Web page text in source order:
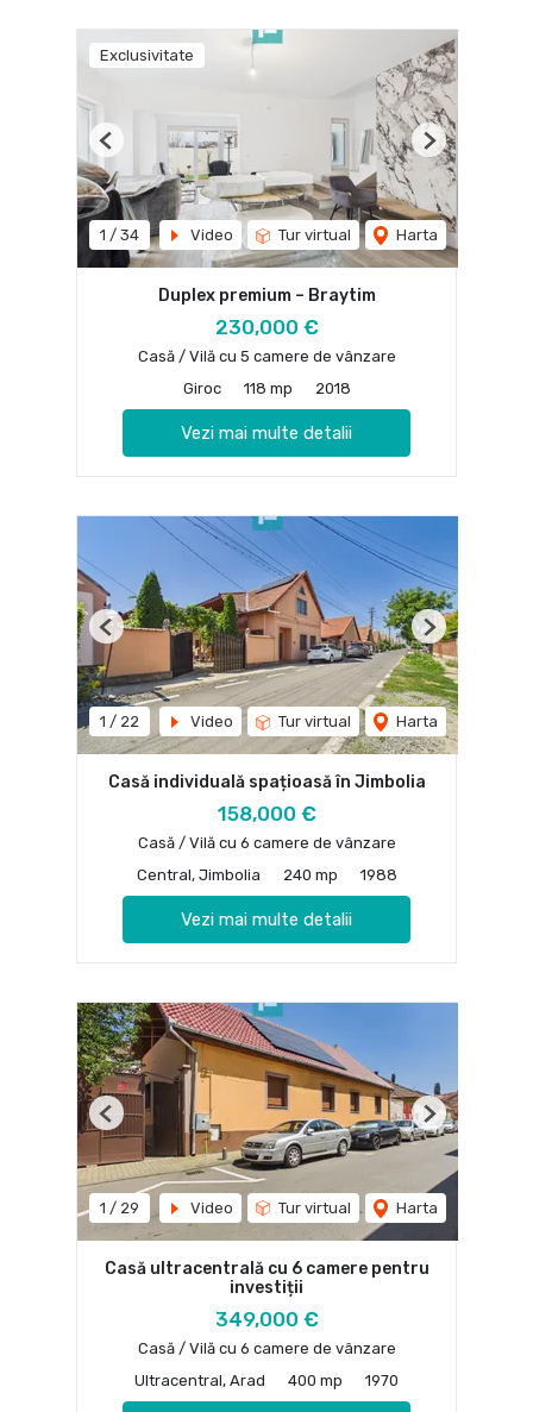
Exclusivitate
1 / 34 Video Tur virtual Harta
Previous Next
Duplex premium – Braytim
230,000 €
Casă / Vilă cu 5 camere de vânzare
Giroc
118 mp 2018
Vezi mai multe detalii
1 / 22 Video Tur virtual Harta
Previous Next
Casă individuală spațioasă în Jimbolia
158,000 €
Casă / Vilă cu 6 camere de vânzare
Central, Jimbolia
240 mp 1988
Vezi mai multe detalii
1 / 29 Video Tur virtual Harta
Previous Next
Casă ultracentrală cu 6 camere pentru
investiții
349,000 €
Casă / Vilă cu 6 camere de vânzare
Ultracentral, Arad
400 mp 1970